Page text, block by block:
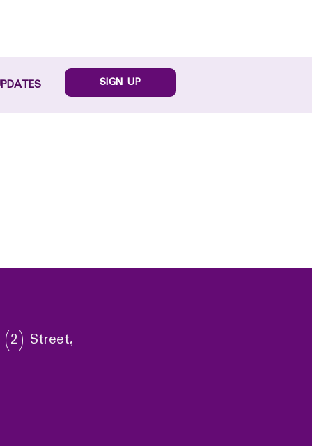
SIGN UP
(2) Street,